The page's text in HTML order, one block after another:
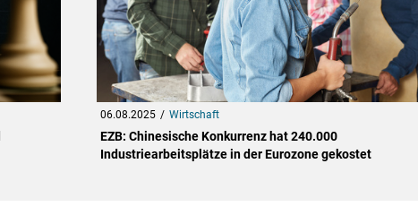
06.08.2025 Wirtschaft
EZB: Chinesische Konkurrenz hat 240.000
Industriearbeitsplätze in der Eurozone gekostet